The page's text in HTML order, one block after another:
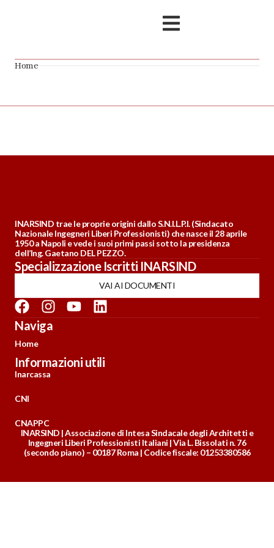
Home
INARSIND trae le proprie origini dallo S.N.I.L.P.I. (Sindacato
Nazionale Ingegneri Liberi Professionisti) che nasce il 28 aprile
1950 a Napoli e vede i suoi primi passi sotto la presidenza
dell’Ing. Gaetano DEL PEZZO.
Specializzazione Iscritti INARSIND
VAI AI DOCUMENTI
Naviga
Home
Informazioni utili
Inarcassa
CNI
CNAPPC
INARSIND | Associazione di Intesa Sindacale degli Architetti e
Ingegneri Liberi Professionisti Italiani | Via L. Bissolati n. 76
(secondo piano) – 00187 Roma | Codice fiscale: 01253380586